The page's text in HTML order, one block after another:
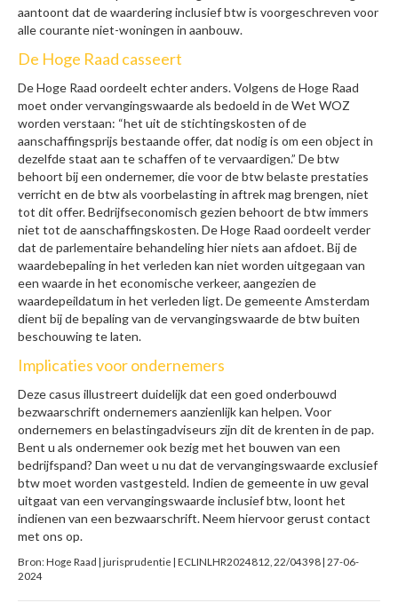
aantoont dat de waardering inclusief btw is voorgeschreven voor
alle courante niet-woningen in aanbouw.
De Hoge Raad casseert
De Hoge Raad oordeelt echter anders. Volgens de Hoge Raad
moet onder vervangingswaarde als bedoeld in de Wet WOZ
worden verstaan: “het uit de stichtingskosten of de
aanschaffingsprijs bestaande offer, dat nodig is om een object in
dezelfde staat aan te schaffen of te vervaardigen.” De btw
behoort bij een ondernemer, die voor de btw belaste prestaties
verricht en de btw als voorbelasting in aftrek mag brengen, niet
tot dit offer. Bedrijfseconomisch gezien behoort de btw immers
niet tot de aanschaffingskosten. De Hoge Raad oordeelt verder
dat de parlementaire behandeling hier niets aan afdoet. Bij de
waardebepaling in het verleden kan niet worden uitgegaan van
een waarde in het economische verkeer, aangezien de
waardepeildatum in het verleden ligt. De gemeente Amsterdam
dient bij de bepaling van de vervangingswaarde de btw buiten
beschouwing te laten.
Implicaties voor ondernemers
Deze casus illustreert duidelijk dat een goed onderbouwd
bezwaarschrift ondernemers aanzienlijk kan helpen. Voor
ondernemers en belastingadviseurs zijn dit de krenten in de pap.
Bent u als ondernemer ook bezig met het bouwen van een
bedrijfspand? Dan weet u nu dat de vervangingswaarde exclusief
btw moet worden vastgesteld. Indien de gemeente in uw geval
uitgaat van een vervangingswaarde inclusief btw, loont het
indienen van een bezwaarschrift. Neem hiervoor gerust contact
met ons op.
Bron: Hoge Raad | jurisprudentie | ECLINLHR2024812, 22/04398 | 27-06-
2024